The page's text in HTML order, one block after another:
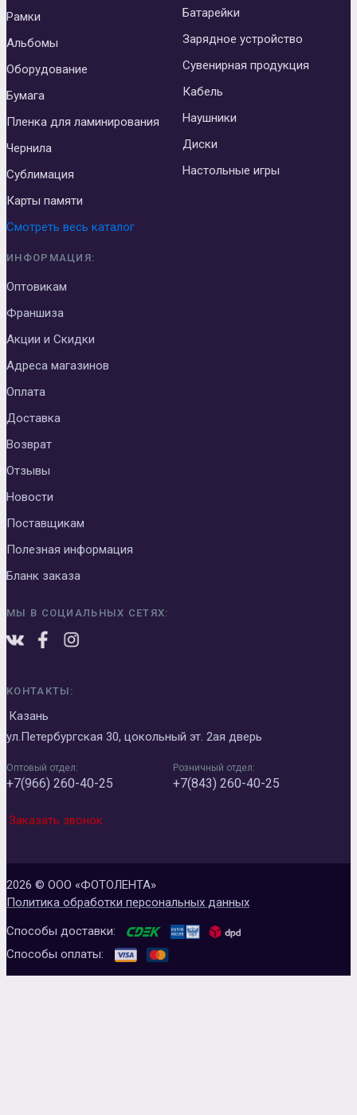
Рамки
Альбомы
Оборудование
Бумага
Пленка для ламинирования
Чернила
Сублимация
Карты памяти
Батарейки
Зарядное устройство
Сувенирная продукция
Кабель
Наушники
Диски
Настольные игры
Смотреть весь каталог
ИНФОРМАЦИЯ:
Оптовикам
Франшиза
Акции и Скидки
Адреса магазинов
Оплата
Доставка
Возврат
Отзывы
Новости
Поставщикам
Полезная информация
Бланк заказа
МЫ В СОЦИАЛЬНЫХ СЕТЯХ:
КОНТАКТЫ:
Казань
ул.Петербургская 30, цокольный эт. 2ая дверь
Оптовый отдел:
+7(966) 260-40-25
Розничный отдел:
+7(843) 260-40-25
Заказать звонок
2026 © ООО «ФОТОЛЕНТА»
Политика обработки персональных данных
Способы доставки:
Способы оплаты: